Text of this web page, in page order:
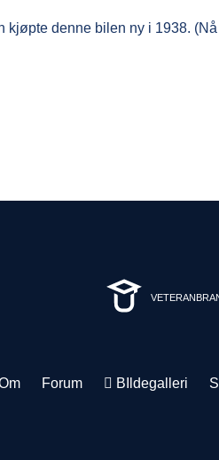
kjøpte denne bilen ny i 1938.
Forum BIldegalleri